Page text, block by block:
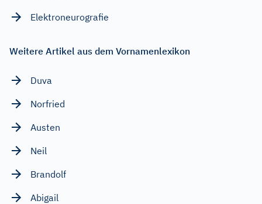
Elektroneurografie
Weitere Artikel aus dem Vornamenlexikon
Duva
Norfried
Austen
Neil
Brandolf
Abigail